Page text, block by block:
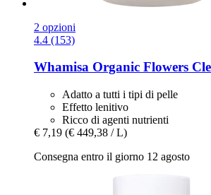
2 opzioni
4.4 (153)
Whamisa Organic Flowers
Adatto a tutti i tipi di pelle
Effetto lenitivo
Ricco di agenti nutrienti
€ 7,19 (€ 449,38 / L)
Consegna entro il giorno 12 agosto